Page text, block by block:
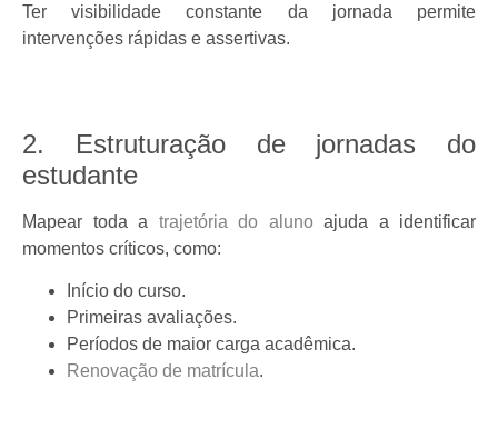
Ter visibilidade constante da jornada permite
intervenções rápidas e assertivas.
2. Estruturação de jornadas do
estudante
Mapear toda a trajetória do alunoajuda a identificar
momentos críticos, como:
Início do curso.
Primeiras avaliações.
Períodos de maior carga acadêmica.
Renovação de matrícula.